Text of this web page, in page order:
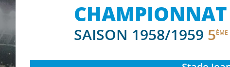
SAISON 1958/1959 5ÈME